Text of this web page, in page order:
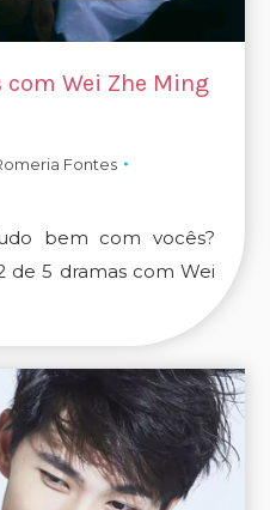
Wei Zhe Ming
Fontes
bem com vocês?
de 5 dramas com Wei